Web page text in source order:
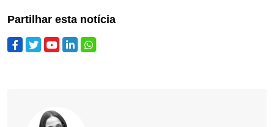
Partilhar esta notícia